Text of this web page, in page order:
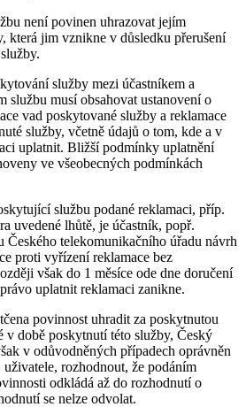
není povinen uhrazovat jejím
která jim vznikne v důsledku přerušení
služby mezi účastníkem a
službu musí obsahovat ustanovení o
vad poskytované služby a reklamace
služby, včetně údajů o tom, kde a v
uplatnit. Bližší podmínky uplatnění
ve všeobecných podmínkách
službu podané reklamaci, příp.
uvedené lhůtě, je účastník, popř.
Českého telekomunikačního úřadu návrh
proti vyřízení reklamace bez
však do 1 měsíce ode dne doručení
uplatnit reklamaci zanikne.
povinnost uhradit za poskytnutou
v době poskytnutí této služby, Český
v odůvodněných případech oprávněn
uživatele, rozhodnout, že podáním
odkládá až do rozhodnutí o
se nelze odvolat.